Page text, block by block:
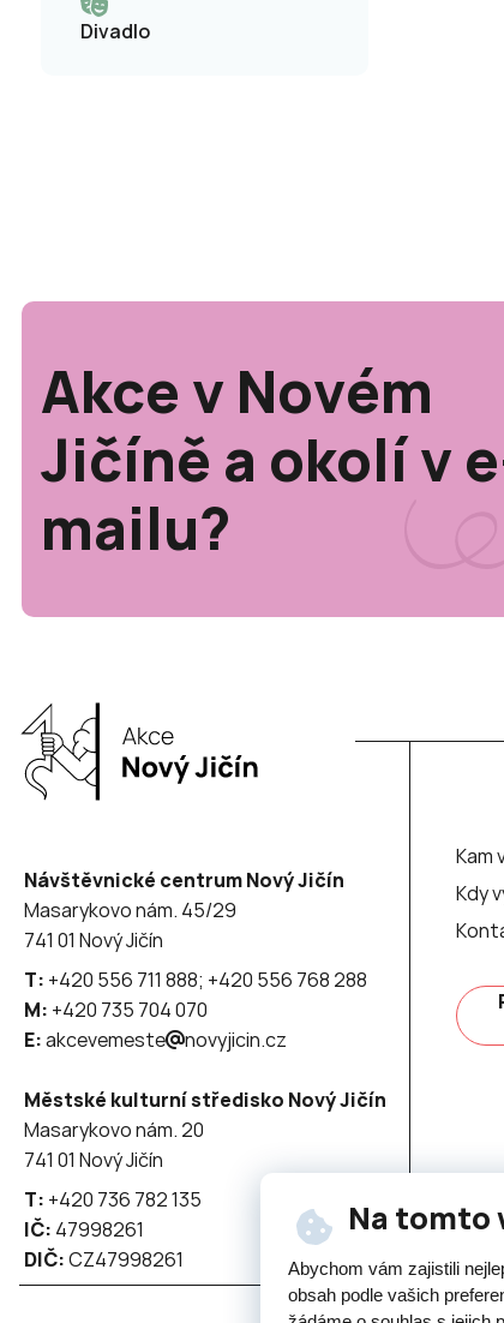
Na tomto
Abychom vám zajistili
obsah podle vašich
Divadlo
Akce v Novém
Jičíně a okolí v
mailu?
Návštěvnické centrum Nový Jičín
Masarykovo nám. 45/29
741 01 Nový Jičín
T: +420 556 711 888; +420 556 768 288
M: +420 735 704 070
E:akcevemeste novyjicin.cz
Městské kulturní středisko Nový Jičín
Masarykovo nám. 20
741 01 Nový Jičín
T: +420 736 782 135
IČ: 47998261
DIČ:CZ47998261
Kam
Kdy